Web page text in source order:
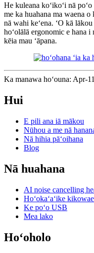
He kuleana koʻikoʻi nā
me ka huahana ma waena o
nā wahi keʻena. ʻO kā
hoʻolālā ergonomic e hana i
kēia mau ʻāpana.
Ka manawa hoʻouna: Apr-
Hui
E pili ana iā mākou
Nūhou a me nā
Nā hihia pāʻoihana
Blog
Nā huahana
AI noise cancelling
Hoʻokaʻaʻike
Ke poʻo USB
Mea lako
Hoʻoholo